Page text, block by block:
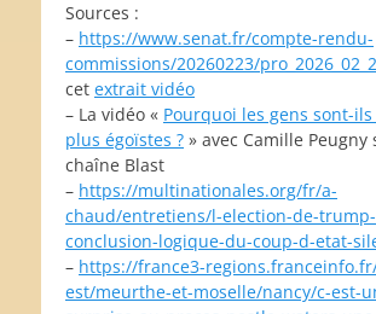
Sources :
– https://www.senat.fr/compte-rendu-
commissions/20260223/
cet extrait vidéo
– La vidéo « Pourquoi les gens sont-
plus égoïstes ? » avec Camille Peugny
chaîne Blast
– https://multinationales.org/fr/a-
chaud/entretiens/l-election-de-
conclusion-logique-du-coup-d-etat-
– https://france3-
est/meurthe-et-moselle/nancy/c-est-